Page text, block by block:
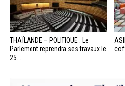
THAÏLANDE – POLITIQUE : Le
Parlement reprendra ses travaux le
25...